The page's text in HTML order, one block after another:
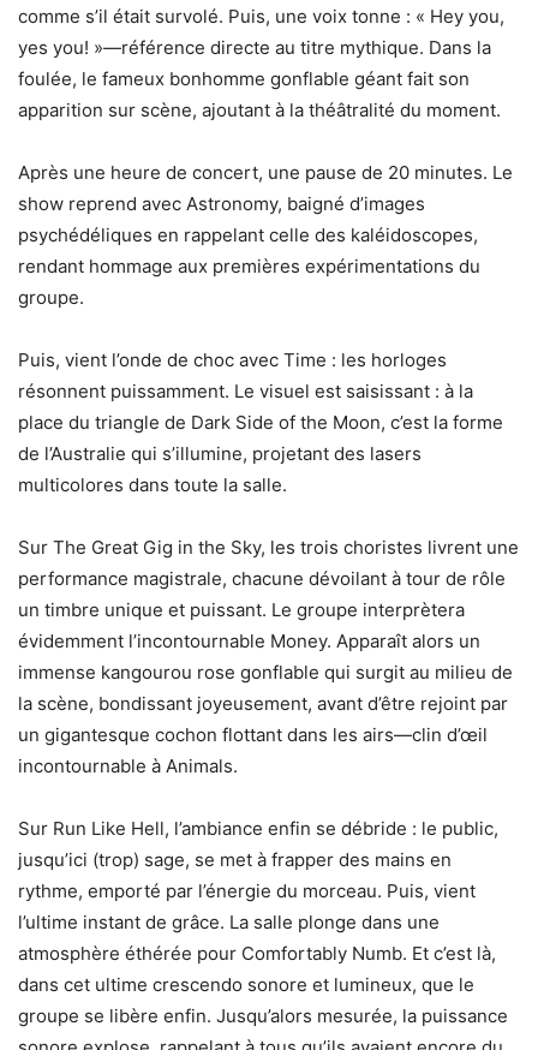
comme s’il était survolé. Puis, une voix tonne : « Hey you,
yes you! »—référence directe au titre mythique. Dans la
foulée, le fameux bonhomme gonflable géant fait son
apparition sur scène, ajoutant à la théâtralité du moment.
Après une heure de concert, une pause de 20 minutes. Le
show reprend avec Astronomy, baigné d’images
psychédéliques en rappelant celle des kaléidoscopes,
rendant hommage aux premières expérimentations du
groupe.
Puis, vient l’onde de choc avec Time : les horloges
résonnent puissamment. Le visuel est saisissant : à la
place du triangle de Dark Side of the Moon, c’est la forme
de l’Australie qui s’illumine, projetant des lasers
multicolores dans toute la salle.
Sur The Great Gig in the Sky, les trois choristes livrent une
performance magistrale, chacune dévoilant à tour de rôle
un timbre unique et puissant. Le groupe interprètera
évidemment l’incontournable Money. Apparaît alors un
immense kangourou rose gonflable qui surgit au milieu de
la scène, bondissant joyeusement, avant d’être rejoint par
un gigantesque cochon flottant dans les airs—clin d’œil
incontournable à Animals.
Sur Run Like Hell, l’ambiance enfin se débride : le public,
jusqu’ici (trop) sage, se met à frapper des mains en
rythme, emporté par l’énergie du morceau. Puis, vient
l’ultime instant de grâce. La salle plonge dans une
atmosphère éthérée pour Comfortably Numb. Et c’est là,
dans cet ultime crescendo sonore et lumineux, que le
groupe se libère enfin. Jusqu’alors mesurée, la puissance